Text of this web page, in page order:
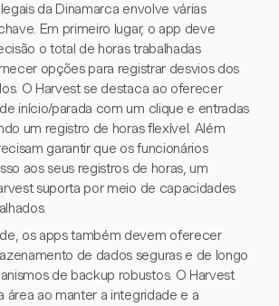
da Dinamarca envolve várias
Em primeiro lugar, o app deve
o total de horas trabalhadas
opções para registrar desvios dos
O Harvest se destaca ao oferecer
início/parada com um clique e entradas
um registro de horas flexível. Além
garantir que os funcionários
aos seus registros de horas, um
suporta por meio de capacidades
os apps também devem oferecer
de dados seguras e de longo
de backup robustos. O Harvest
área ao manter a integridade e a